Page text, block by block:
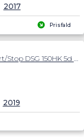
Prisfald
2017
1,5 TSI ACT Style Start/Stop DSG 150HK 5d 7g Aut.
2019